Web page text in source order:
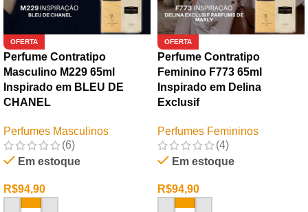
OFERTA
Perfume Contratipo
Masculino M229 65ml
Inspirado em BLEU DE
CHANEL
Perfumes Masculinos
(6)
Em estoque
R$94,90
OFERTA
Perfume Contratipo
Feminino F773 65ml
Inspirado em Delina
Exclusif
Perfumes Femininos
(4)
Em estoque
R$94,90